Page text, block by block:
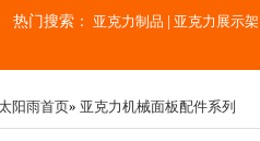
热门搜索： 亚克力制品 亚克力展示架
阳雨首页» 亚克力机械面板配件系列